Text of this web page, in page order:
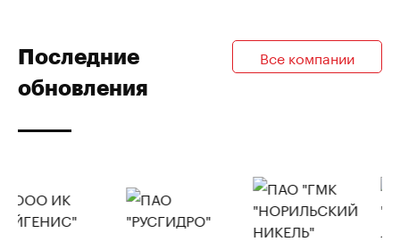
Последние
обновления
Все компании